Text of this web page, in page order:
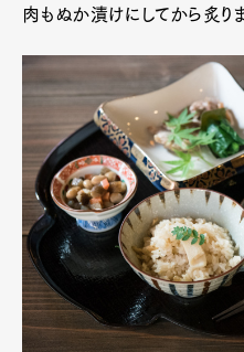
肉もぬか漬けにしてから炙り